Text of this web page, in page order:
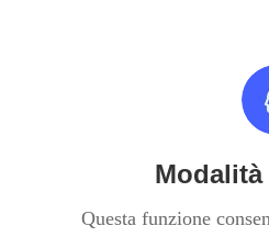
Questa funzione